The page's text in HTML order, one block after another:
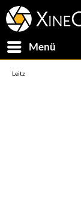
Menü
Leitz